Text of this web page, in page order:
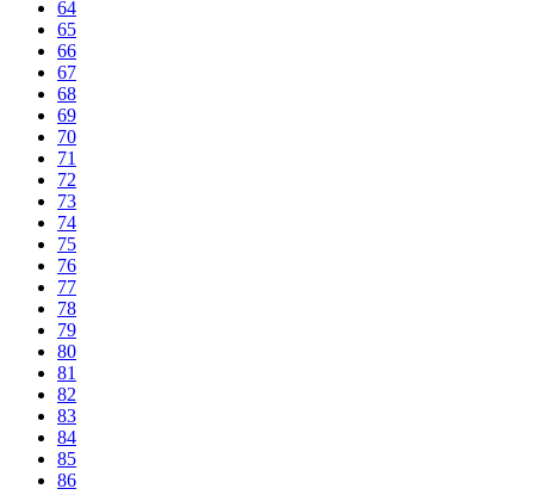
64
65
66
67
68
69
70
71
72
73
74
75
76
77
78
79
80
81
82
83
84
85
86